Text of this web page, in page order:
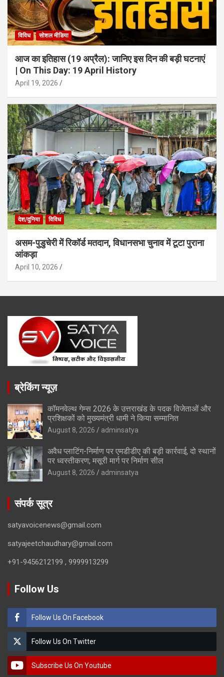
विविध सोशल मीडिया
आज का इतिहास (19 अप्रैल): जानिए इस दिन की बड़ी घटनाएं
| On This Day: 19 April History
April 19, 2026
देश/दुनिया विविध
असम-पुडुचेरी में रिकॉर्ड मतदान, विधानसभा चुनाव में टूटा पुराना
आंकड़ा
April 10, 2026
ब्रेकिंग न्यूज़
कॉमनवेल्थ गेम्स 2026 के उत्तराखंड के पदक विजेताओं और
प्रशिक्षकों को मुख्यमंत्री धामी ने किया सम्मानित
August 8, 2026 adminsatya
अवैध प्लाटिंग-निर्माण पर एमडीडीए की बड़ी कार्रवाई, दो स्थानों
पर ध्वस्तीकरण; मसूरी मार्ग पर निर्माण सील
August 8, 2026 adminsatya
संपर्क सूत्र
satyavoicenews@gmail.com
satyajeetchaudhary@gmail.com
+91-9456212199 , 9999913299
Follow Us
Follow Us On Facebook
Follow Us On Twitter
Subscribe Us On Youtube